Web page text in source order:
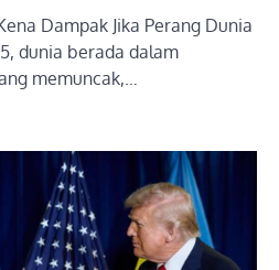
Dampak Jika Perang Dunia
dunia berada dalam
memuncak,…